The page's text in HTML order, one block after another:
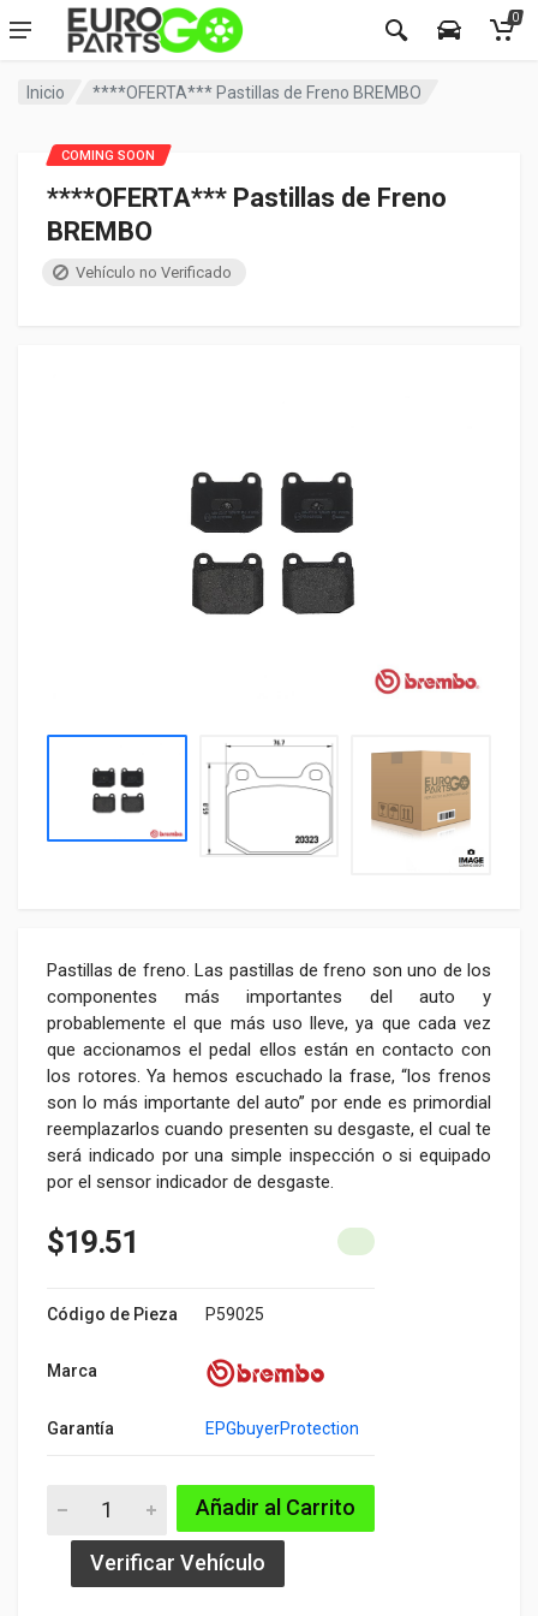
0
Inicio ****OFERTA*** Pastillas de Freno BREMBO
****OFERTA*** Pastillas de Freno
BREMBO
Vehículo no Verificado
Pastillas de freno. Las pastillas de freno son uno de los
componentes más importantes del auto y
probablemente el que más uso lleve, ya que cada vez
que accionamos el pedal ellos están en contacto con
los rotores. Ya hemos escuchado la frase, “los frenos
son lo más importante del auto” por ende es primordial
reemplazarlos cuando presenten su desgaste, el cual te
será indicado por una simple inspección o si equipado
por el sensor indicador de desgaste.
COMING SOON
$19.51
Código de Pieza P59025
Marca
Garantía EPGbuyerProtection
Añadir al Carrito
Verificar Vehículo